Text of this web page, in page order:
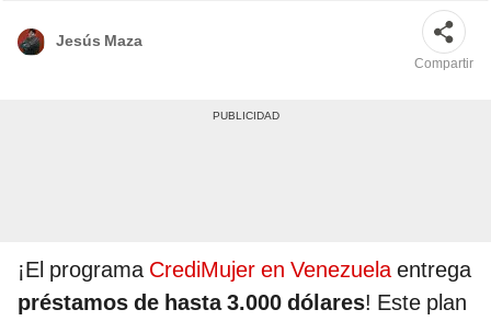
Jesús Maza
Compartir
¡El programa CrediMujer en Venezuelaentrega
préstamos de hasta 3.000 dólares! Este plan